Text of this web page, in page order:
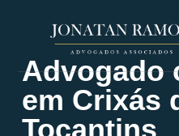
Advogado
em Crixás